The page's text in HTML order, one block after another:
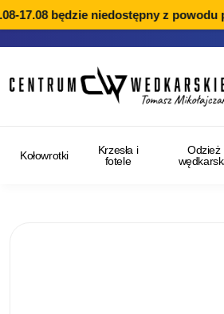
17.08 będzie niedostępny z powodu
Kołowrotki
Krzesła i
fotele
Odzież